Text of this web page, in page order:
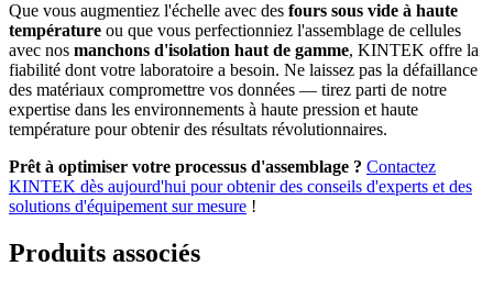
Que vous augmentiez l'échelle avec des fours sous vide à haute
température ou que vous perfectionniez l'assemblage de cellules
avec nos manchons d'isolation haut de gamme, KINTEK offre la
fiabilité dont votre laboratoire a besoin. Ne laissez pas la défaillance
des matériaux compromettre vos données — tirez parti de notre
expertise dans les environnements à haute pression et haute
température pour obtenir des résultats révolutionnaires.
Prêt à optimiser votre processus d'assemblage ? Contactez
KINTEK dès aujourd'hui pour obtenir des conseils d'experts et des
solutions d'équipement sur mesure !
Produits associés